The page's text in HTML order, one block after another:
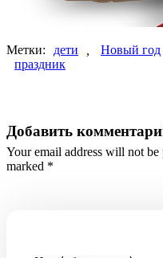
Метки: дети , Новый год
праздник
Добавить
Your email address will not
marked *